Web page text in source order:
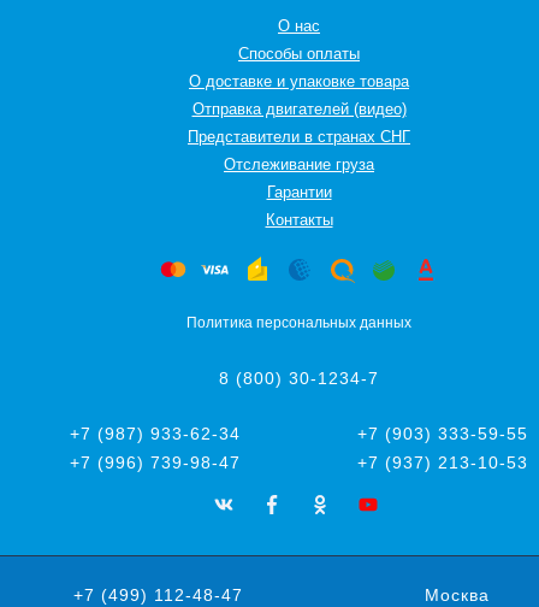
О нас
Способы оплаты
О доставке и упаковке товара
Отправка двигателей (видео)
Представители в странах СНГ
Oтслеживание груза
Гарантии
Контакты
Политика персональных данных
8 (800) 30-1234-7
+7 (987) 933-62-34
+7 (903) 333-59-55
+7 (996) 739-98-47
+7 (937) 213-10-53
+7 (499) 112-48-47 Москва